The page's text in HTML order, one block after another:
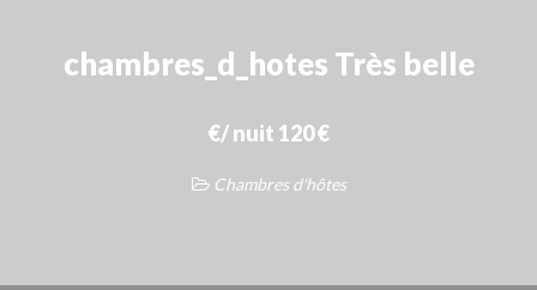
chambres_d_hotes Très belle
€/ nuit 120 €
Chambres d'hôtes